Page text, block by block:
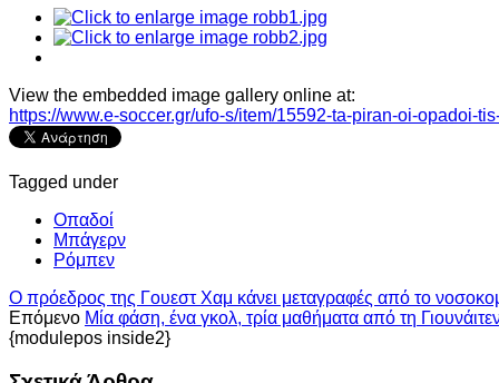
View the embedded image gallery online at:
https://www.e-soccer.gr/ufo-s/item/15592-ta-piran-oi-opadoi-
Tagged under
Οπαδοί
Μπάγερν
Ρόμπεν
Ο πρόεδρος της Γουεστ Χαμ κάνει μεταγραφές από το
Επόμενο Μία φάση, ένα γκολ, τρία μαθήματα από τη
{modulepos inside2}